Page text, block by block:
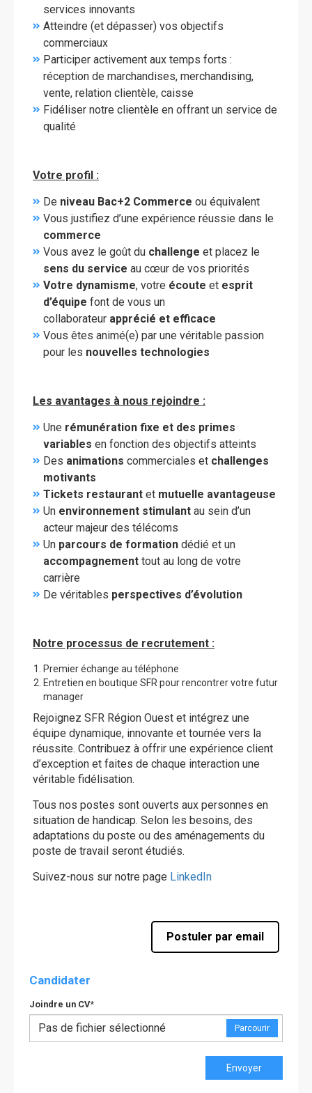
services innovants
Atteindre (et dépasser) vos objectifs
commerciaux
Participer activement aux temps forts :
réception de marchandises, merchandising,
vente, relation clientèle, caisse
Fidéliser notre clientèle en offrant un service de
qualité
Votre profil :
De niveau Bac+2 Commerce ou équivalent
Vous justifiez d’une expérience réussie dans le
commerce
Vous avez le goût du challenge et placez le
sens du service au cœur de vos priorités
Votre dynamisme, votre écoute et esprit
d’équipe font de vous un
collaborateur apprécié et efficace
Vous êtes animé(e) par une véritable passion
pour les nouvelles technologies
Les avantages à nous rejoindre :
Une rémunération fixe et des primes
variables en fonction des objectifs atteints
Des animations commerciales et challenges
motivants
Tickets restaurant et mutuelle avantageuse
Un environnement stimulant au sein d’un
acteur majeur des télécoms
Un parcours de formation dédié et un
accompagnement tout au long de votre
carrière
De véritables perspectives d’évolution
Notre processus de recrutement :
Premier échange au téléphone
Entretien en boutique SFR pour rencontrer votre futur
manager
Rejoignez SFR Région Ouest et intégrez une
équipe dynamique, innovante et tournée vers la
réussite. Contribuez à offrir une expérience client
d’exception et faites de chaque interaction une
véritable fidélisation.
Tous nos postes sont ouverts aux personnes en
situation de handicap. Selon les besoins, des
adaptations du poste ou des aménagements du
poste de travail seront étudiés.
Suivez-nous sur notre page LinkedIn
Postuler par email
Candidater
Joindre un CV*
Pas de fichier sélectionné Parcourir
Envoyer